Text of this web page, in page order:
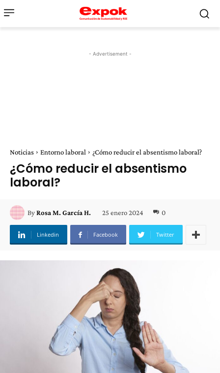
- Advertisement -
Noticias Entorno laboral ¿Cómo reducir el absentismo laboral?
¿Cómo reducir el absentismo
laboral?
ByRosa M. García H. 25 enero 2024 0
Linkedin Facebook Twitter